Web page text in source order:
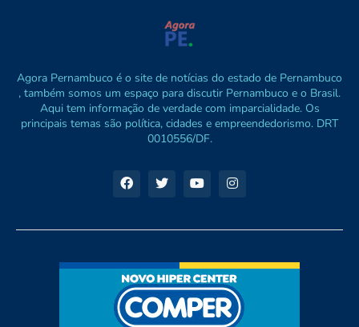
Agora Pernambuco é o site de notícias do estado de Pernambuco
, também somos um espaço para discutir Pernambuco e o Brasil.
Aqui tem informação de verdade com imparcialidade. Os
principais temas são política, cidades e empreendedorismo. DRT
0010556/DF.